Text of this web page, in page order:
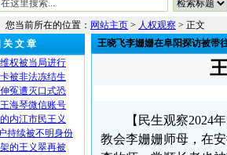
您当前所在的位置： 网站主页 > 人权观察 > 正文
关 文 章
权被当局进行
被非法冻结生
冤遭灭口式恐
海琴微信账号
内江市民王义
持续被不明身份
的王义翠再被
王晓飞李姗姗在阜阳探访被带
【民生观察2024
教会李姗姗师母，在